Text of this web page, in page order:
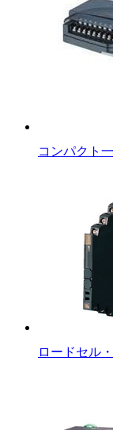
コンパクト
ロードセル